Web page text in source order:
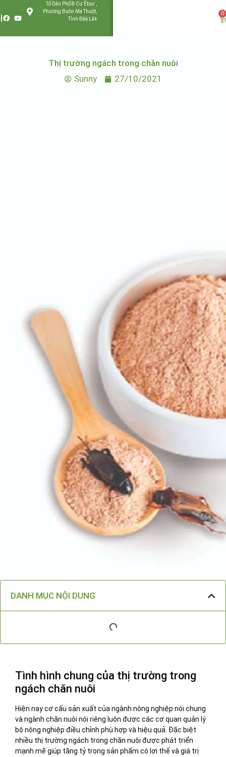
Tổ Dân Phố 8 Cư Êbur ,
Phường Buôn Ma Thuột,
Tỉnh Đắk Lắk
0
Thị trường ngách trong chăn nuôi
Sunny
27/10/2021
DANH MỤC NỘI DUNG
Tình hình chung của thị trường trong
ngách chăn nuôi
Hiện nay cơ cấu sản xuất của ngành nông nghiệp nói chung
và ngành chăn nuôi nói riêng luôn được các cơ quan quản lý
bộ nông nghiệp điều chỉnh phù hợp và hiệu quả. Đặc biệt
nhiều thị trường ngách trong chăn nuôi được phát triển
mạnh mẽ giúp tăng tỷ trọng sản phẩm có lợi thế và giá trị